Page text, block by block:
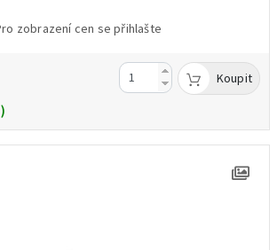
zobrazení cen se přihlašte
Koupit